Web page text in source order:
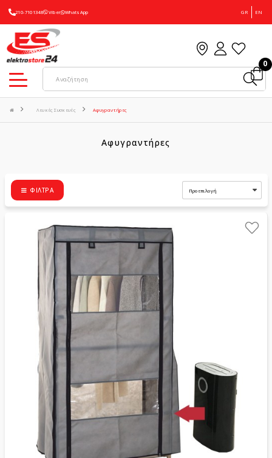
210-7101348 Viber WhatsApp GR EN
0
Λευκές Συσκευές Αφυγραντήρες
Αφυγραντήρες
ΦΊΛΤΡΑ